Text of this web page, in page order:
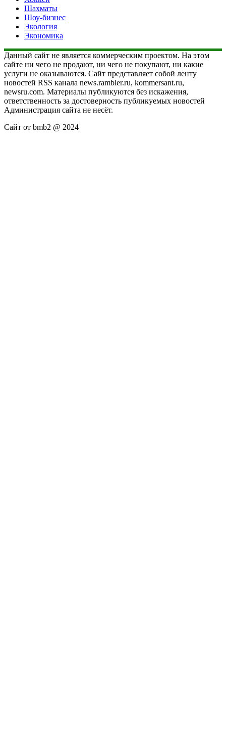
Шахматы
Шоу-бизнес
Экология
Экономика
Данный сайт не является коммерческим проектом. На этом
сайте ни чего не продают, ни чего не покупают, ни какие
услуги не оказываются. Сайт представляет собой ленту
новостей RSS канала news.rambler.ru, kommersant.ru,
newsru.com. Материалы публикуются без искажения,
ответственность за достоверность публикуемых новостей
Администрация сайта не несёт.
Сайт от bmb2 @ 2024